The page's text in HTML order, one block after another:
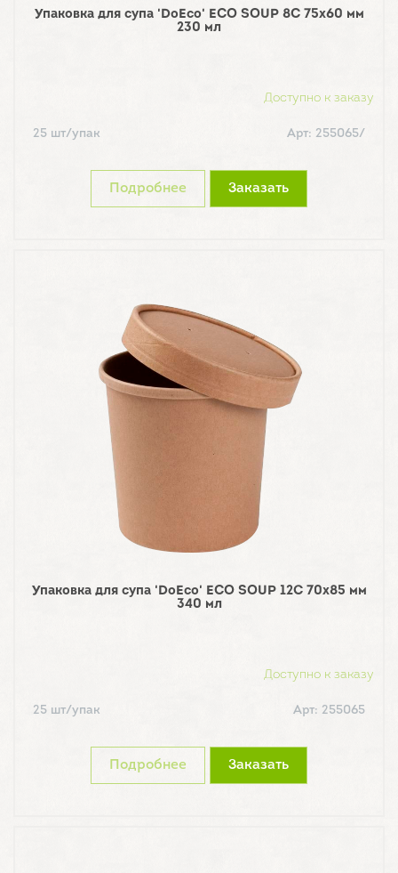
Упаковка для супа 'DoEco' ECO SOUP 8C 75х60 мм
230 мл
Доступно к заказу
25 шт/упак Арт: 255065/
Подробнее Заказать
Упаковка для супа 'DoEco' ECO SOUP 12С 70х85 мм
340 мл
Доступно к заказу
25 шт/упак Арт: 255065
Подробнее Заказать